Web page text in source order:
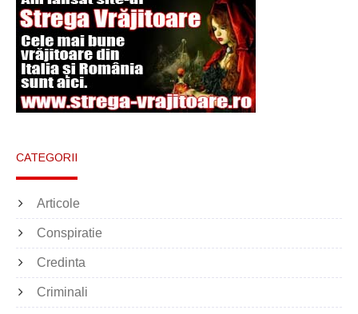
CATEGORII
Articole
Conspiratie
Credinta
Criminali